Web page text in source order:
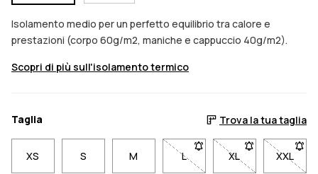
Isolamento medio per un perfetto equilibrio tra calore e
prestazioni (corpo 60g/m2, maniche e cappuccio 40g/m2).
Scopri di più sull'isolamento termico
Taglia Trova la tua taglia
XS S M L- Taglia L non disponibile.
XL- Taglia XL non
XXL
-